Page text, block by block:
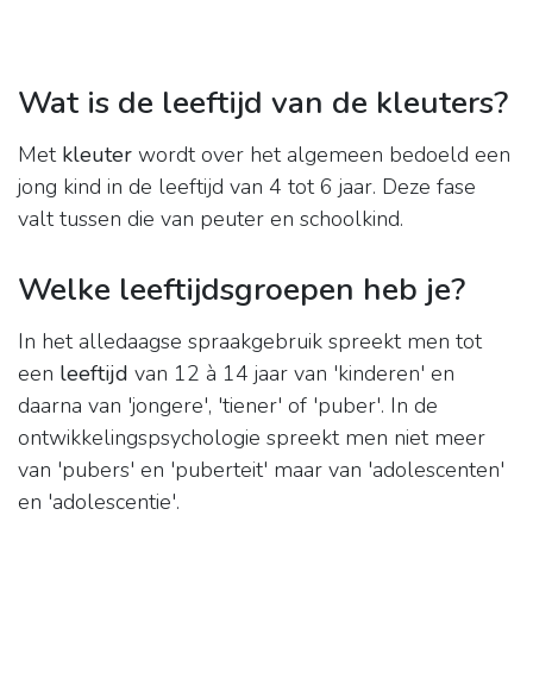
Wat is de leeftijd van de kleuters?
Met kleuter wordt over het algemeen bedoeld een
jong kind in de leeftijd van 4 tot 6 jaar. Deze fase
valt tussen die van peuter en schoolkind.
Welke leeftijdsgroepen heb je?
In het alledaagse spraakgebruik spreekt men tot
een leeftijd van 12 à 14 jaar van 'kinderen' en
daarna van 'jongere', 'tiener' of 'puber'. In de
ontwikkelingspsychologie spreekt men niet meer
van 'pubers' en 'puberteit' maar van 'adolescenten'
en 'adolescentie'.